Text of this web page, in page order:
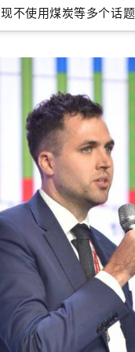
不使用煤炭等多个话